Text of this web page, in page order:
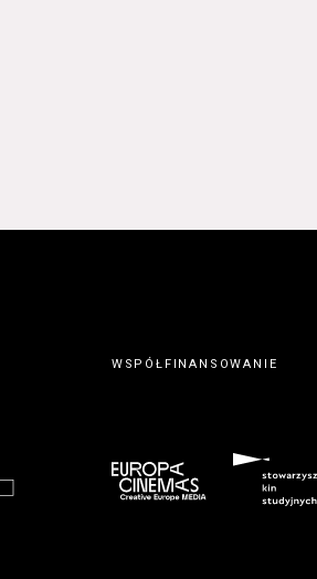
WSPÓŁFINANSOWANIE